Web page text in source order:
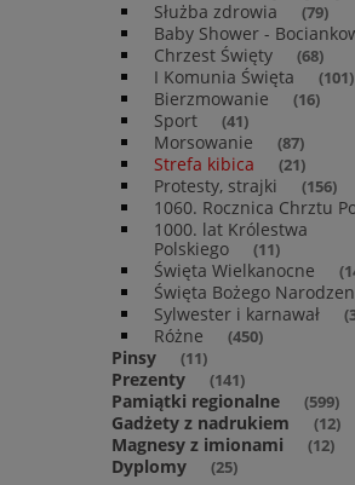
Służba zdrowia (79)
Baby Shower -
Chrzest Święty (68)
I Komunia Święta (101)
Bierzmowanie (16)
Sport (41)
Morsowanie (87)
Strefa kibica (21)
Protesty, strajki (156)
1060. Rocznica Chrztu
1000. lat Królestwa
Polskiego
(11)
Święta Wielkanocne
Święta Bożego
Sylwester i karnawał
Różne (450)
Pinsy (11)
Prezenty (141)
Pamiątki regionalne (599)
Gadżety z nadrukiem (12)
Magnesy z imionami (12)
Dyplomy (25)